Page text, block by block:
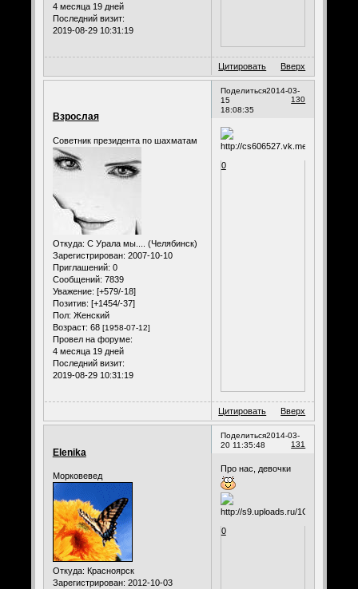
4 месяца 19 дней
Последний визит:
2019-08-29 10:31:19
Цитировать Вверх
Поделиться
130
2014-03-
15
18:08:35
Взрослая
Советник президента по шахматам
Откуда: С Урала мы.... (Челябинск)
Зарегистрирован: 2007-10-10
Приглашений: 0
Сообщений: 7839
Уважение: [+579/-18]
Позитив: [+1454/-37]
Пол: Женский
Возраст: 68 [1958-07-12]
Провел на форуме:
4 месяца 19 дней
Последний визит:
2019-08-29 10:31:19
0
Цитировать Вверх
Поделиться
131
2014-03-
20 11:35:48
Elenika
Морковевед
Откуда: Красноярск
Зарегистрирован: 2012-10-03
Про нас, девочки
0